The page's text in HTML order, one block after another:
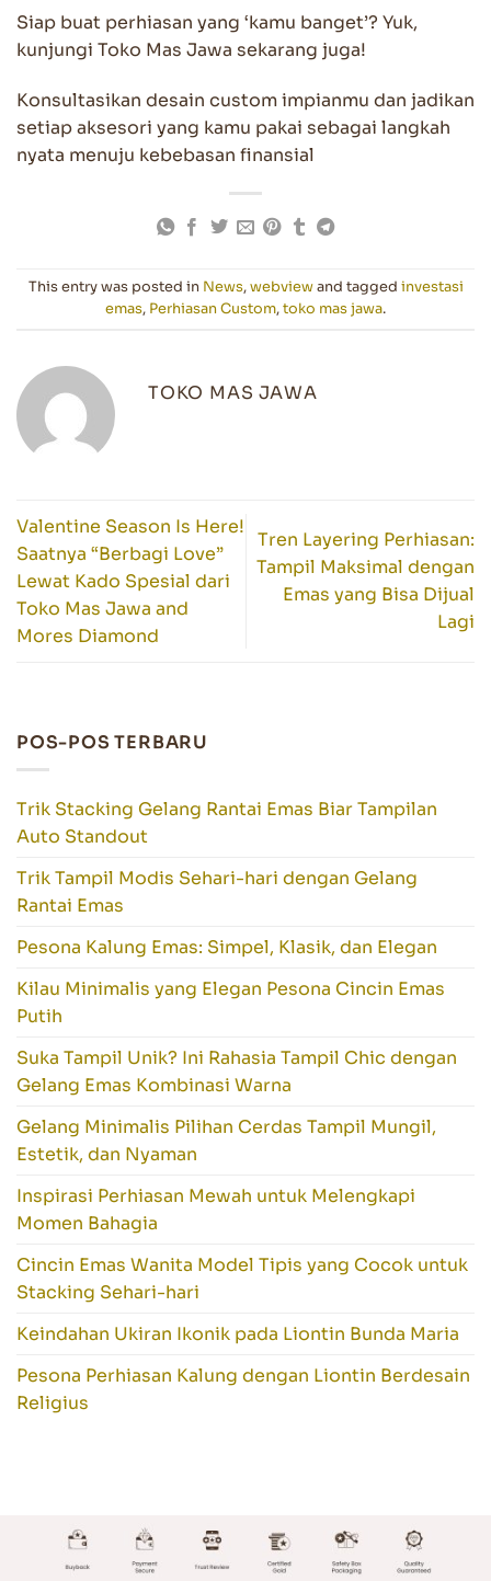
Siap buat perhiasan yang ‘kamu banget’? Yuk,
kunjungi Toko Mas Jawa sekarang juga!
Konsultasikan desain custom impianmu dan jadikan
setiap aksesori yang kamu pakai sebagai langkah
nyata menuju kebebasan finansial
This entry was posted in News,webviewand tagged investasi
emas, Perhiasan Custom,toko mas jawa.
TOKO MAS JAWA
Valentine Season Is Here!
Saatnya “Berbagi Love”
Lewat Kado Spesial dari
Toko Mas Jawa and
Mores Diamond
Tren Layering Perhiasan:
Tampil Maksimal dengan
Emas yang Bisa Dijual
Lagi
POS-POS TERBARU
Trik Stacking Gelang Rantai Emas Biar Tampilan
Auto Standout
Trik Tampil Modis Sehari-hari dengan Gelang
Rantai Emas
Pesona Kalung Emas: Simpel, Klasik, dan Elegan
Kilau Minimalis yang Elegan Pesona Cincin Emas
Putih
Suka Tampil Unik? Ini Rahasia Tampil Chic dengan
Gelang Emas Kombinasi Warna
Gelang Minimalis Pilihan Cerdas Tampil Mungil,
Estetik, dan Nyaman
Inspirasi Perhiasan Mewah untuk Melengkapi
Momen Bahagia
Cincin Emas Wanita Model Tipis yang Cocok untuk
Stacking Sehari-hari
Keindahan Ukiran Ikonik pada Liontin Bunda Maria
Pesona Perhiasan Kalung dengan Liontin Berdesain
Religius